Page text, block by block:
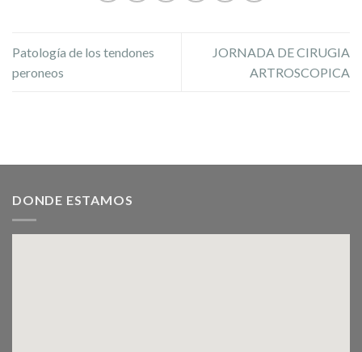
Patología de los tendones
peroneos
JORNADA DE CIRUGIA
ARTROSCOPICA
DONDE ESTAMOS